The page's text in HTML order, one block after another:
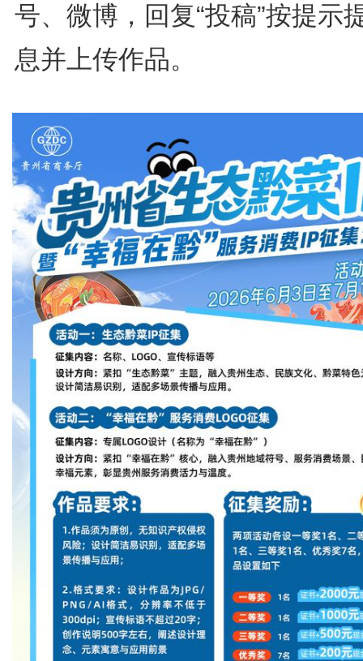
号、微博，回复“投稿”按提示
息并上传作品。